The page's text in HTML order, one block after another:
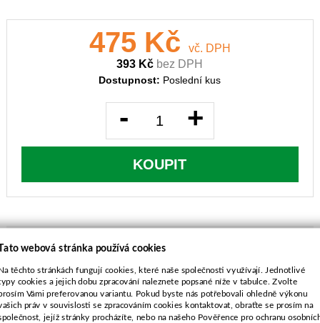
475 Kč
vč. DPH
393 Kč bez DPH
Dostupnost: Poslední kus
- +
KOUPIT
POPIS ZBOŽÍ
Dolmar 109, 110, 111, 115, PS-43, PS-52, PS-540
MakitaDCS430, DCS431, DCS520, DCS5200,
webová stránka používá cookies
těchto stránkách fungují cookies, které naše společnosti využívají. Jednotlivé
cookies a jejich dobu zpracování naleznete popsané níže v tabulce. Zvolte
Vámi preferovanou variantu. Pokud byste nás potřebovali ohledně výkonu
práv v souvislosti se zpracováním cookies kontaktovat, obraťte se prosím na
jejíž stránky procházíte, nebo na našeho Pověřence pro ochranu